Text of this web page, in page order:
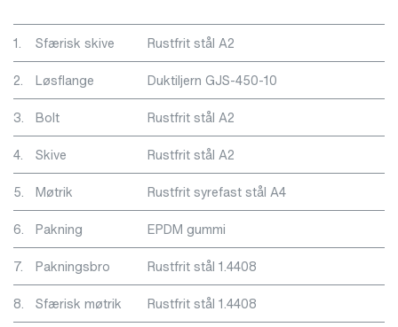
1. Sfærisk skive
Rustfrit stål A2
2.
Løsflange
Duktiljern GJS-450-10
3.
Bolt
Rustfrit stål A2
4.
Skive
Rustfrit stål A2
5.
Møtrik
Rustfrit syrefast stål A4
6.
Pakning
EPDM gummi
7.
Pakningsbro
Rustfrit stål 1.4408
8.
Sfærisk møtrik
Rustfrit stål 1.4408